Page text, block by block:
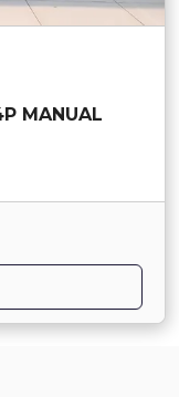
MANUAL